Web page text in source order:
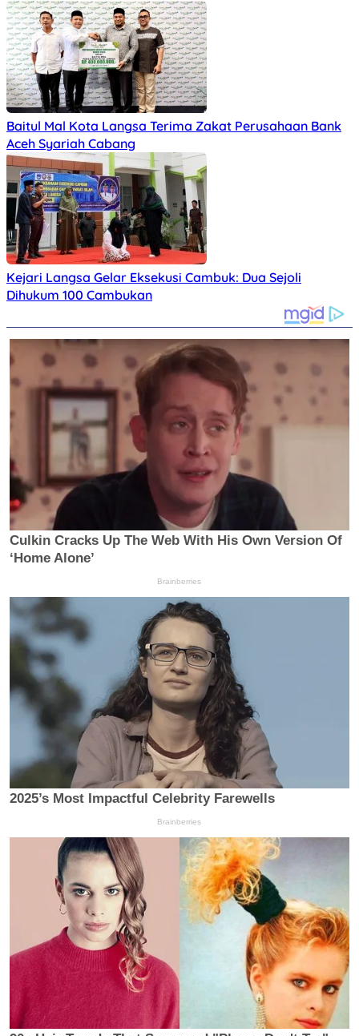
Baitul Mal Kota Langsa Terima Zakat Perusahaan Bank
Aceh Syariah Cabang
Kejari Langsa Gelar Eksekusi Cambuk: Dua Sejoli
Dihukum 100 Cambukan